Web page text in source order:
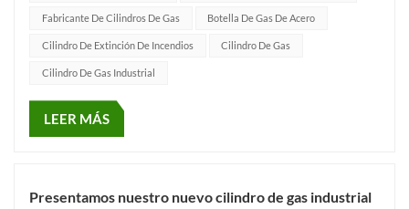
altos...
Fabricante De Cilindros De Gas Botella De Gas De Acero
Cilindro De Extinción De Incendios Cilindro De Gas
Cilindro De Gas Industrial
LEER MÁS
Presentamos nuestro nuevo cilindro de gas industrial